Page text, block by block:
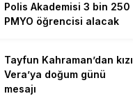
Polis Akademisi 3 bin 250
PMYO öğrencisi alacak
Tayfun Kahraman’dan kızı
Vera’ya doğum günü
mesajı